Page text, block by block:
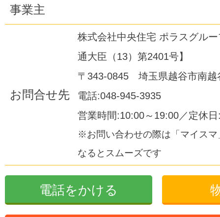
事業主
お問合せ先
株式会社中央住宅 ポラスグル
通大臣（13）第2401号】
〒343-0845 埼玉県越谷市南越
電話:048-945-3935
営業時間:10:00～19:00／定休
※お問い合わせの際は「マイス
なるとスムーズです
電話をかける